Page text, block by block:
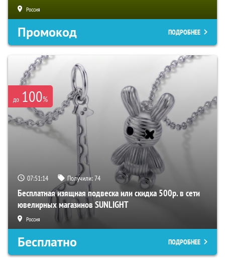
Россия
Промокод ПОДРОБНЕЕ
до 100%
07:51:13 Получили:74
Бесплатная изящная подвеска или скидка 500р. в сети
ювелирных магазинов SUNLIGHT
Россия
Бесплатно ПОДРОБНЕЕ